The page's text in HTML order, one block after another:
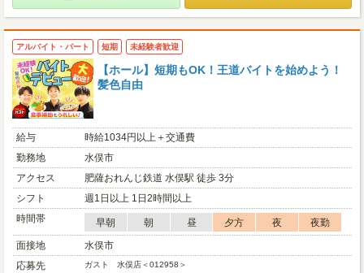
アルバイト・パート 短期 未経験者歓迎
【ホール】短期もOK！王道バイトを始めよう！
髪色自由
給与
時給1034円以上＋交通費
勤務地
水俣市
アクセス
肥薩おれんじ鉄道 水俣駅 徒歩 3分
シフト
週1日以上 1日2時間以上
時間帯
早朝 朝 昼 夕方 夜
夜勤
面接地
水俣市
応募先
ガスト 水俣店＜012958＞